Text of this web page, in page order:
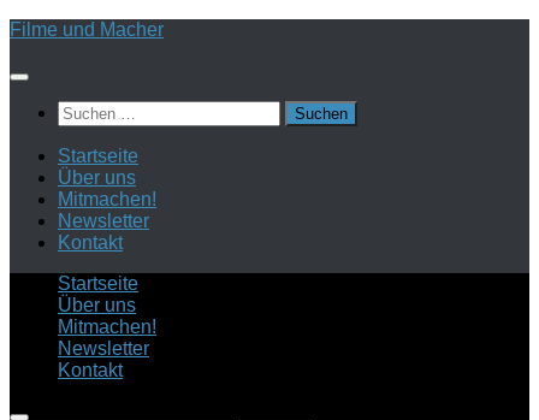
Zum
springen
Filme und Macher
Suchen
nach:
Startseite
Über uns
Mitmachen!
Newsletter
Kontakt
Startseite
Über uns
Mitmachen!
Newsletter
Kontakt